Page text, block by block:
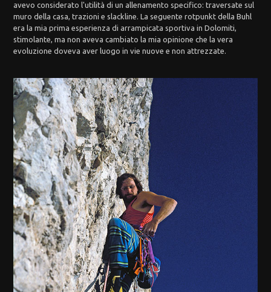
avevo considerato l'utilità di un allenamento specifico: traversate sul
muro della casa, trazioni e slackline. La seguente rotpunkt della Buhl
era la mia prima esperienza di arrampicata sportiva in Dolomiti,
stimolante, ma non aveva cambiato la mia opinione che la vera
evoluzione doveva aver luogo in vie nuove e non attrezzate.